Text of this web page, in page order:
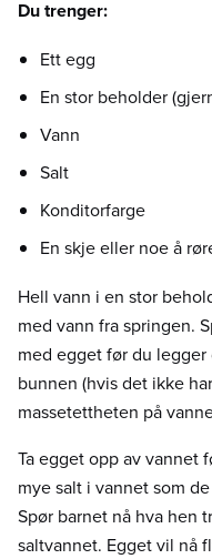
Du trenger:
Ett egg
En stor beholder
Vann
Salt
Konditorfarge
En skje eller noe å
Hell vann i en stor
med vann fra springen.
med egget før du
bunnen (hvis det ikke
massetettheten på
Ta egget opp av vannet
mye salt i vannet som
Spør barnet nå hva hen
saltvannet. Egget vil nå